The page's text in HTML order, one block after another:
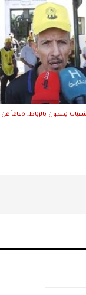
يحتجون بالرباط.. دفاعاً عن